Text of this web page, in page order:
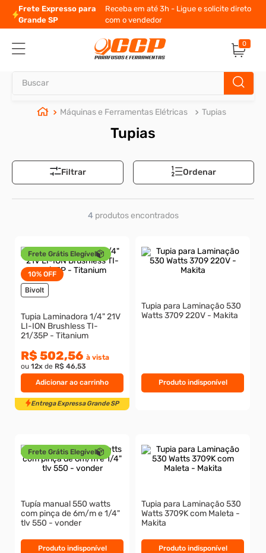
Frete Expresso para
Grande SP
Receba em até 3h - Ligue e solicite direto
com o vendedor
0
Máquinas e Ferramentas Elétricas Tupias
Tupias
Filtrar Ordenar
4 produtos
Frete Grátis Elegível
10% OFF
Adicionar ao carrinho
Bivolt
Tupia Laminadora 1/4" 21V
LI-ION Brushless TI-
21/35P - Titanium
R$ 502,56 à vista
ou 12x de R$ 46,53
Entrega Expressa Grande SP
Produto indisponível
Tupia para Laminação 530
Watts 3709 220V - Makita
Frete Grátis Elegível
Produto indisponível
Tupía manual 550 watts
com pinça de 6m/m e 1/4"
tlv 550 - vonder
Produto indisponível
Tupia para Laminação 530
Watts 3709K com Maleta -
Makita
TERMOS MAIS BUSCADOS
2º
porca
3º
arruela
4º
parafuso sextavado
7º
sextavado
8º
presto
10º parafuso allen cabeça